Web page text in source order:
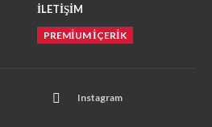
İLETİŞİM
PREMIUM İÇERIK
Instagram